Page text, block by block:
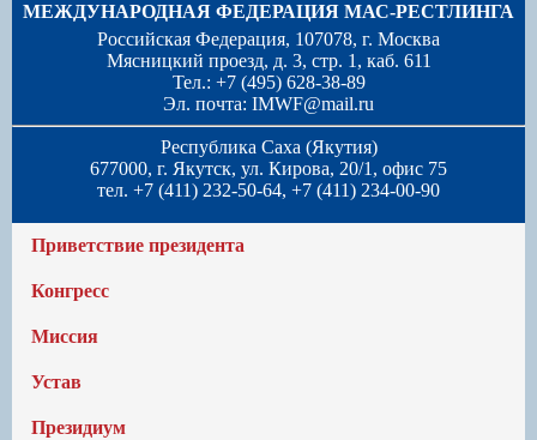
МЕЖДУНАРОДНАЯ ФЕДЕРАЦИЯ МАС-РЕСТЛИНГА
Российская Федерация, 107078, г. Москва
Мясницкий проезд, д. 3, стр. 1, каб. 611
Тел.: +7 (495) 628-38-89
Эл. почта: IMWF@mail.ru
Республика Саха (Якутия)
677000, г. Якутск, ул. Кирова, 20/1, офис 75
тел. +7 (411) 232-50-64, +7 (411) 234-00-90
Приветствие президента
Конгресс
Миссия
Устав
Президиум